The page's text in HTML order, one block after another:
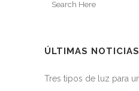
ÚLTIMAS NOTICIAS
Tres tipos de luz para